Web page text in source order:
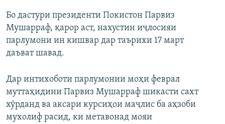
Ҷаҳиш
ба
ҷустор
ОСИЁИ МАРКАЗӢ
ФАРҲАНГ
МЕҲМОНИ ОЗОДӢ
ҶАНГ ДАР УКРАИНА
НАЗАРИ МАРДУМ
БЛОГИСТОН
ЧАНДРАСОНАӢ
НИГОРИСТОН
ГУЗОРИШҲОИ РАДИОӢ
КИТОБҲОИ ОЗОДӢ
Русский
Бо дастури президенти Покистон Парвиз
Мушарраф, қарор аст, нахустин иҷлосияи
парлумони ин кишвар дар таърихи 17 март
даъват шавад.
Дар интихоботи парлумонии моҳи феврал
муттаҳидини Парвиз Мушарраф шикасти сахт
хӯрданд ва аксари курсиҳои маҷлис ба аҳзоби
мухолиф расид, ки метавонад мояи